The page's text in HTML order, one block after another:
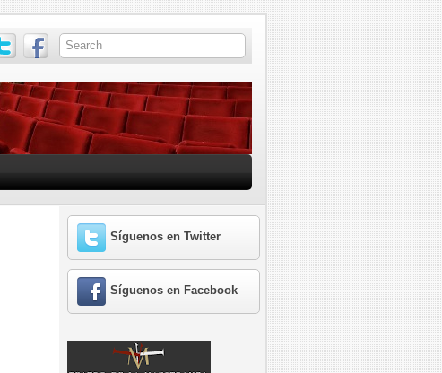
Síguenos en Twitter
Síguenos en Facebook